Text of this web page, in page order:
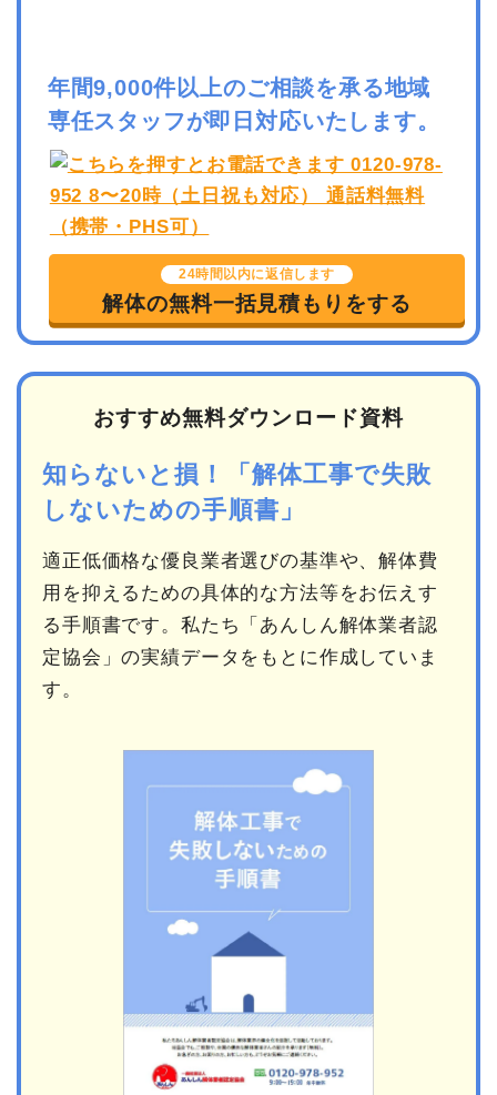
年間9,000件以上のご相談を承る地域
専任スタッフが即日対応いたします。
24時間以内に返信します
解体の無料一括見積もりをする
おすすめ無料ダウンロード資料
知らないと損！「解体工事で失敗
しないための手順書」
適正低価格な優良業者選びの基準や、解体費
用を抑えるための具体的な方法等をお伝えす
る手順書です。私たち「あんしん解体業者認
定協会」の実績データをもとに作成していま
す。